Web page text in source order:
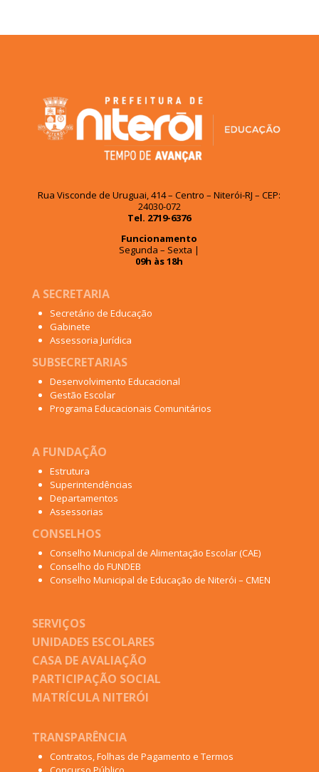
Rua Visconde de Uruguai, 414 – Centro – Niterói-RJ – CEP:
24030-072
Tel. 2719-6376
Funcionamento
Segunda – Sexta |
09h às 18h
A SECRETARIA
Secretário de Educação
Gabinete
Assessoria Jurídica
SUBSECRETARIAS
Desenvolvimento Educacional
Gestão Escolar
Programa Educacionais Comunitários
A FUNDAÇÃO
Estrutura
Superintendências
Departamentos
Assessorias
CONSELHOS
Conselho Municipal de Alimentação Escolar (CAE)
Conselho do FUNDEB
Conselho Municipal de Educação de Niterói – CMEN
SERVIÇOS
UNIDADES ESCOLARES
CASA DE AVALIAÇÃO
PARTICIPAÇÃO SOCIAL
MATRÍCULA NITERÓI
TRANSPARÊNCIA
Contratos, Folhas de Pagamento e Termos